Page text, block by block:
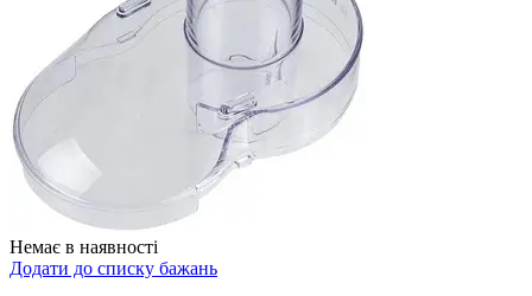
Немає в наявності
Додати до списку бажань